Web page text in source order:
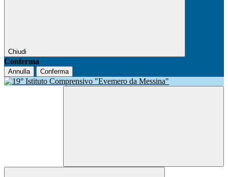
Chiudi
Conferma
Annulla Conferma